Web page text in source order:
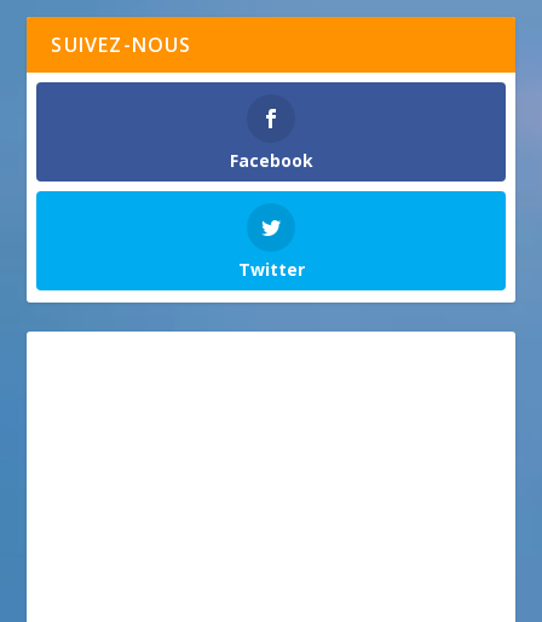
SUIVEZ-NOUS
Facebook
Twitter